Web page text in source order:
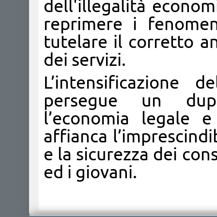
dell'illegalità
reprimere i
tutelare il corretto
dei servizi.
L’intensificazione
persegue un
l’economia legale
affianca
e la sicurezza dei
ed i giovani.